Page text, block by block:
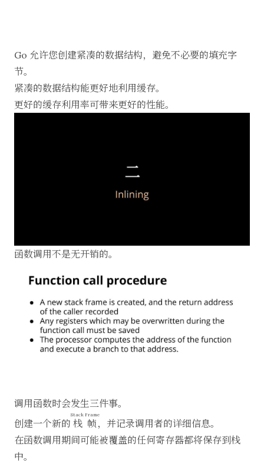
Go 允许您创建紧凑的数据结构，避免不必要的填充字
节。
紧凑的数据结构能更好地利用缓存。
更好的缓存利用率可带来更好的性能。
函数调用不是无开销的。
调用函数时会发生三件事。
创建一个新的 栈帧
Stack Frame
，并记录调用者的详细信息。
在函数调用期间可能被覆盖的任何寄存器都将保存到栈
中。